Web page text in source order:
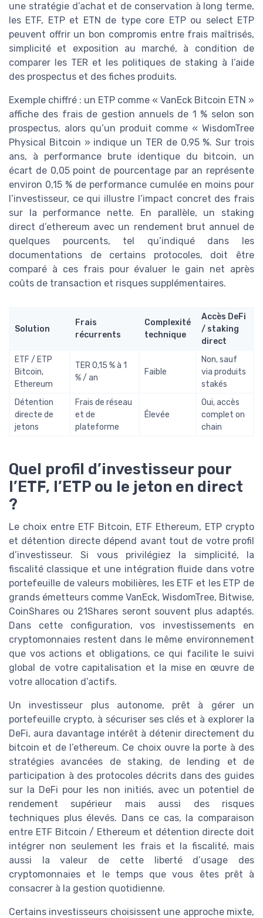
une stratégie d’achat et de conservation à long terme,
les ETF, ETP et ETN de type core ETP ou select ETP
peuvent offrir un bon compromis entre frais maîtrisés,
simplicité et exposition au marché, à condition de
comparer les TER et les politiques de staking à l’aide
des prospectus et des fiches produits.
Exemple chiffré : un ETP comme « VanEck Bitcoin ETN »
affiche des frais de gestion annuels de 1 % selon son
prospectus, alors qu’un produit comme « WisdomTree
Physical Bitcoin » indique un TER de 0,95 %. Sur trois
ans, à performance brute identique du bitcoin, un
écart de 0,05 point de pourcentage par an représente
environ 0,15 % de performance cumulée en moins pour
l’investisseur, ce qui illustre l’impact concret des frais
sur la performance nette. En parallèle, un staking
direct d’ethereum avec un rendement brut annuel de
quelques pourcents, tel qu’indiqué dans les
documentations de certains protocoles, doit être
comparé à ces frais pour évaluer le gain net après
coûts de transaction et risques supplémentaires.
Solution
Frais
récurrents
Complexité
technique
Accès DeFi
/ staking
direct
ETF / ETP
Bitcoin,
Ethereum
TER 0,15 % à 1
% / an
Faible
Non, sauf
via produits
stakés
Détention
directe de
jetons
Frais de réseau
et de
plateforme
Élevée
Oui, accès
complet on
chain
Quel profil d’investisseur pour
l’ETF, l’ETP ou le jeton en direct
?
Le choix entre ETF Bitcoin, ETF Ethereum, ETP crypto
et détention directe dépend avant tout de votre profil
d’investisseur. Si vous privilégiez la simplicité, la
fiscalité classique et une intégration fluide dans votre
portefeuille de valeurs mobilières, les ETF et les ETP de
grands émetteurs comme VanEck, WisdomTree, Bitwise,
CoinShares ou 21Shares seront souvent plus adaptés.
Dans cette configuration, vos investissements en
cryptomonnaies restent dans le même environnement
que vos actions et obligations, ce qui facilite le suivi
global de votre capitalisation et la mise en œuvre de
votre allocation d’actifs.
Un investisseur plus autonome, prêt à gérer un
portefeuille crypto, à sécuriser ses clés et à explorer la
DeFi, aura davantage intérêt à détenir directement du
bitcoin et de l’ethereum. Ce choix ouvre la porte à des
stratégies avancées de staking, de lending et de
participation à des protocoles décrits dans des guides
sur la DeFi pour les non initiés, avec un potentiel de
rendement supérieur mais aussi des risques
techniques plus élevés. Dans ce cas, la comparaison
entre ETF Bitcoin / Ethereum et détention directe doit
intégrer non seulement les frais et la fiscalité, mais
aussi la valeur de cette liberté d’usage des
cryptomonnaies et le temps que vous êtes prêt à
consacrer à la gestion quotidienne.
Certains investisseurs choisissent une approche mixte,